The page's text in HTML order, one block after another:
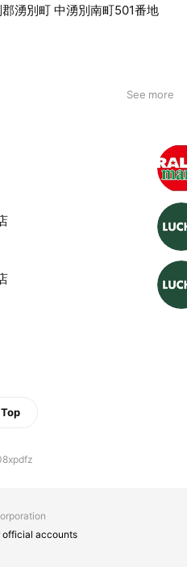
湧別町 中湧別南町501番地
See more
Top
official accounts